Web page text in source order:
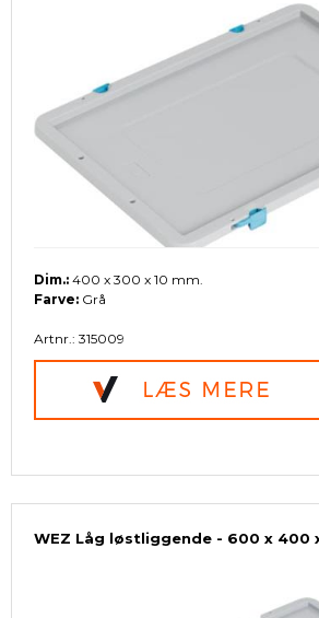
Dim.: 400 x 300 x 10 mm.
Farve: Grå
Artnr.: 315009
WEZ Låg løstliggende - 600 x 400